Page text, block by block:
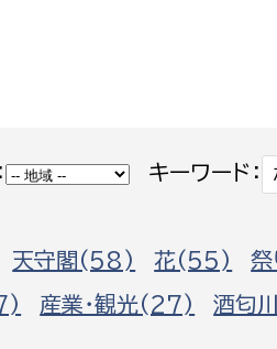
学習
スポーツ課
経済部
キーワード：
天守閣(58) 花(55)
産業・観光(27) 酒匂